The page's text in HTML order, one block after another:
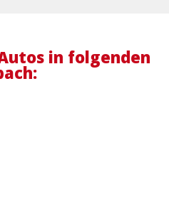
in folgenden